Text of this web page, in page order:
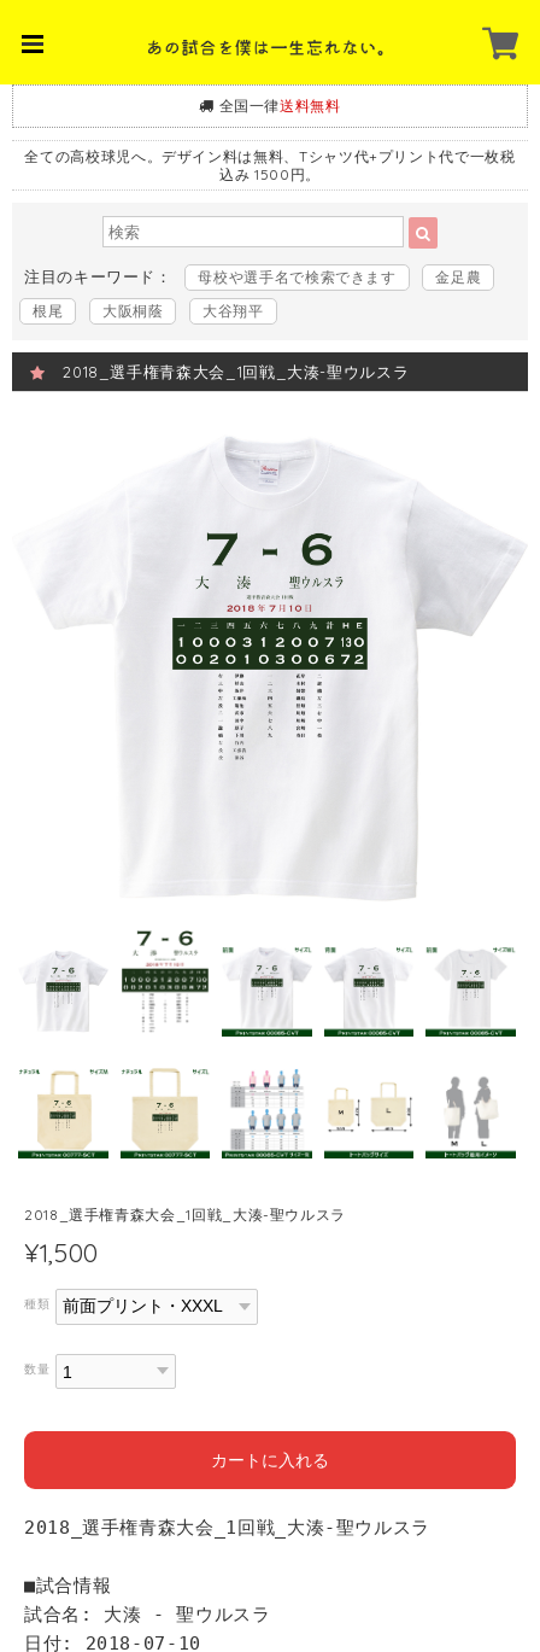
全国一律送料無料
全ての高校球児へ。デザイン料は無料、Tシャツ代+プリント代で一枚税
込み 1500円。
注目のキーワード： 母校や選手名で検索できます
金足農
根尾
大阪桐蔭 大谷翔平
2018_選手権青森大会_1回戦_大湊-聖ウルスラ
2018_選手権青森大会_1回戦_大湊-聖ウルスラ
¥1,500
種類
数量
カートに入れる
2018_選手権青森大会_1回戦_大湊-聖ウルスラ
■試合情報
試合名: 大湊 - 聖ウルスラ
日付: 2018-07-10